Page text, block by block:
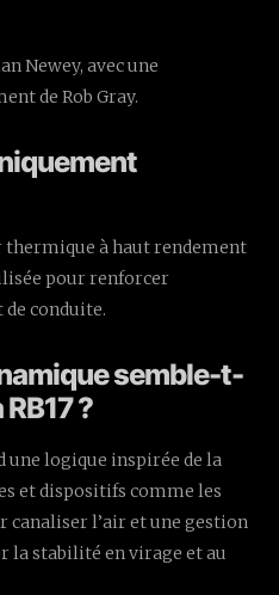
Newey, avec une
de Rob Gray.
thermique à haut rendement
pour renforcer
de conduite.
semble-t-
?
une logique inspirée de la
et dispositifs comme les
canaliser l’air et une gestion
la stabilité en virage et au